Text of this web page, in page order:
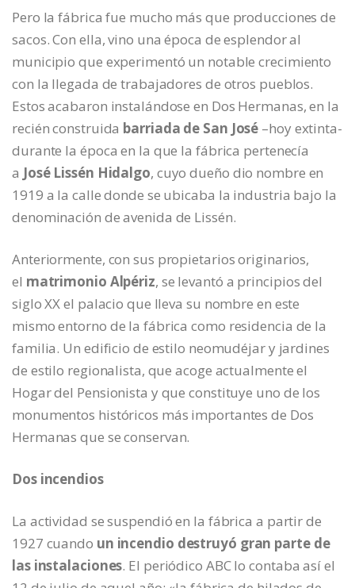
Pero la fábrica fue mucho más que producciones de
sacos. Con ella, vino una época de esplendor al
municipio que experimentó un notable crecimiento
con la llegada de trabajadores de otros pueblos.
Estos acabaron instalándose en Dos Hermanas, en la
recién construida barriada de San José –hoy extinta-
durante la época en la que la fábrica pertenecía
a José Lissén Hidalgo, cuyo dueño dio nombre en
1919 a la calle donde se ubicaba la industria bajo la
denominación de avenida de Lissén.
Anteriormente, con sus propietarios originarios,
el matrimonio Alpériz, se levantó a principios del
siglo XX el palacio que lleva su nombre en este
mismo entorno de la fábrica como residencia de la
familia. Un edificio de estilo neomudéjar y jardines
de estilo regionalista, que acoge actualmente el
Hogar del Pensionista y que constituye uno de los
monumentos históricos más importantes de Dos
Hermanas que se conservan.
Dos incendios
La actividad se suspendió en la fábrica a partir de
1927 cuando un incendio destruyó gran parte de
las instalaciones. El periódico ABC lo contaba así el